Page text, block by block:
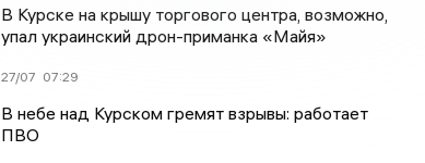
В Курске на крышу торгового центра, возможно,
упал украинский дрон-приманка «Майя»
27/07 07:29
В небе над Курском гремят взрывы: работает
ПВО